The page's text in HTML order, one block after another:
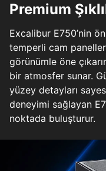
Premium
Excalibur E750’nin
temperli cam
görünümle öne
bir atmosfer sunar.
yüzey detayları
deneyimi sağlayan
noktada buluşturur.